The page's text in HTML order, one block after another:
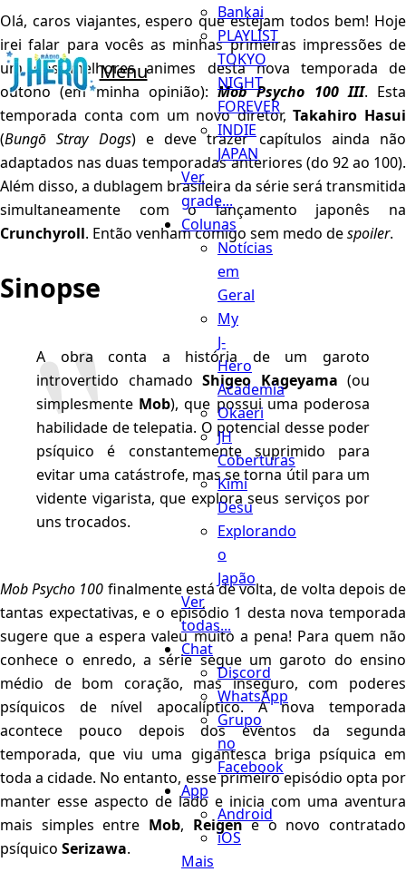
Menu
Bankai
PLAYLIST
TOKYO
NIGHT
FOREVER
INDIE
JAPAN
Ver
grade...
Colunas
Notícias
em
Geral
My
J-
Hero
Academia
Okaeri
JH
Coberturas
Kimi
Desu
Explorando
o
Japão
Ver
todas...
Chat
Discord
WhatsApp
Grupo
no
Facebook
App
Android
iOS
Mais
Olá, caros viajantes, espero que estejam todos bem! Hoje
irei falar para vocês as minhas primeiras impressões de
um dos melhores animes desta nova temporada de
outono (em minha opinião): Mob Psycho 100 III. Esta
temporada conta com um novo diretor,Takahiro Hasui
(Bungō Stray Dogs) e deve trazer capítulos ainda não
adaptados nas duas temporadas anteriores (do 92 ao 100).
Além disso, a dublagem brasileira da série será transmitida
simultaneamente com o lançamento japonês na
Crunchyroll. Então venham comigo sem medo despoiler.
Sinopse
A obra conta a história de um garoto
introvertido chamado Shigeo Kageyama (ou
simplesmente Mob), que possui uma poderosa
habilidade de telepatia. O potencial desse poder
psíquico é constantemente suprimido para
evitar uma catástrofe, mas se torna útil para um
vidente vigarista, que explora seus serviços por
uns trocados.
Mob Psycho 100 finalmente está de volta, de volta depois de
tantas expectativas, e o episódio 1 desta nova temporada
sugere que a espera valeu muito a pena! Para quem não
conhece o enredo, a série segue um garoto do ensino
médio de bom coração, mas inseguro, com poderes
psíquicos de nível apocalíptico. A nova temporada
acontece pouco depois dos eventos da segunda
temporada, que viu uma gigantesca briga psíquica em
toda a cidade. No entanto, esse primeiro episódio opta por
manter esse aspecto de lado e inicia com uma aventura
mais simples entre Mob, Reigene o novo contratado
psíquico Serizawa.